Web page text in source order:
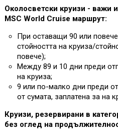
Околосветски круизи - важи
MSC World Cruise маршрут:
При оставащи 90 или
стойността на круиза/
повече);
Между 89 и 10 дни преди
на круиза;
9 или по-малко дни преди
от сумата, заплатена за на
Круизи, резервирани в
без оглед на